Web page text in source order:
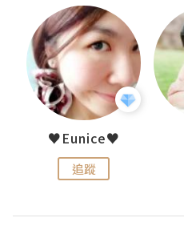
♥Eunice♥
追蹤